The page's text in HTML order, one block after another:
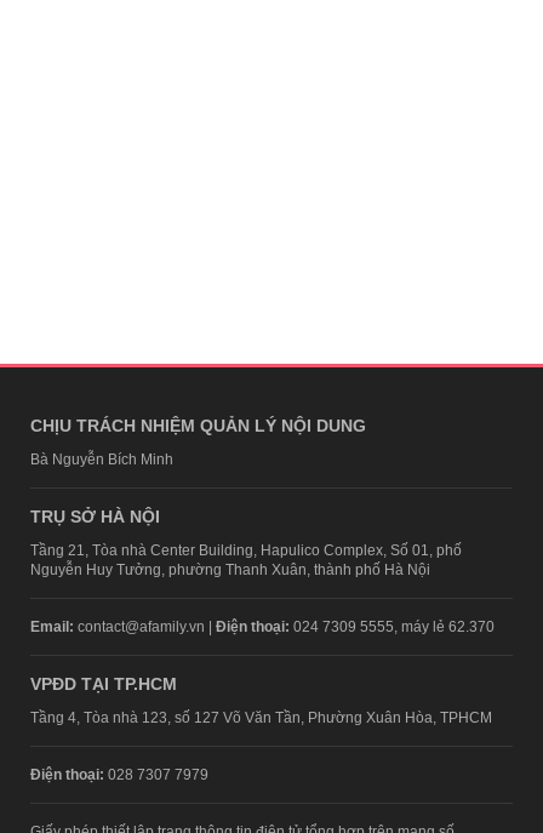
CHỊU TRÁCH NHIỆM QUẢN LÝ NỘI DUNG
Bà Nguyễn Bích Minh
TRỤ SỞ HÀ NỘI
Tầng 21, Tòa nhà Center Building, Hapulico Complex, Số 01, phố
Nguyễn Huy Tưởng, phường Thanh Xuân, thành phố Hà Nội
Email: contact@afamily.vn | Điện thoại: 024 7309 5555, máy lẻ 62.370
VPĐD TẠI TP.HCM
Tầng 4, Tòa nhà 123, số 127 Võ Văn Tần, Phường Xuân Hòa, TPHCM
Điện thoại: 028 7307 7979